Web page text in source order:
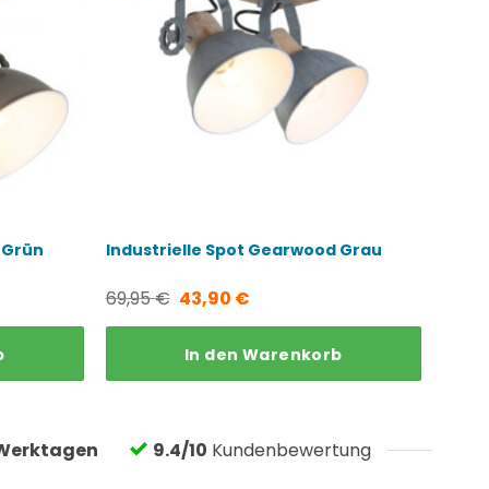
Industrielle Spot Gearwood Grau
69,95€ Ursprünglicher
Preis
war:
43,90 €
Preis
ist:
In den Warenkorb
9.4/10 Kundenbewertung